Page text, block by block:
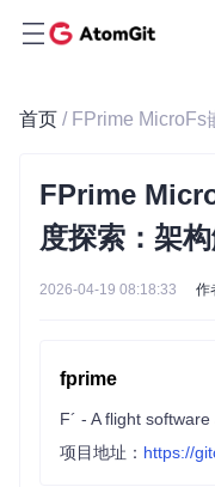
首页
FPrime
度探索：架
2026-04-19 08:18:33 作
fprime
项目地址： https://